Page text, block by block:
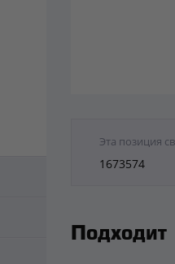
Эта позиция
1673574
Подходит